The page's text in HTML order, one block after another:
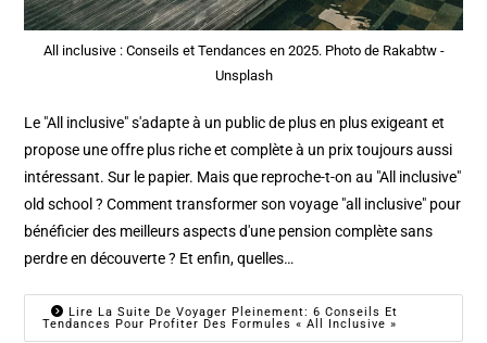
All inclusive : Conseils et Tendances en 2025. Photo de Rakabtw -
Unsplash
Le "All inclusive" s'adapte à un public de plus en plus exigeant et
propose une offre plus riche et complète à un prix toujours aussi
intéressant. Sur le papier. Mais que reproche-t-on au "All inclusive"
old school ? Comment transformer son voyage "all inclusive" pour
bénéficier des meilleurs aspects d'une pension complète sans
perdre en découverte ? Et enfin, quelles…
Lire La Suite De Voyager Pleinement: 6 Conseils Et
Tendances Pour Profiter Des Formules « All Inclusive »